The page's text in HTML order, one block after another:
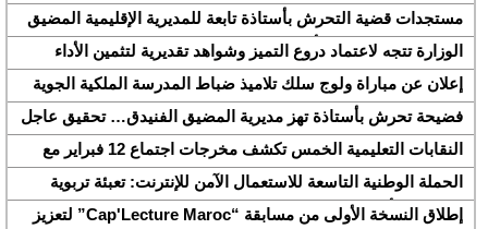
للمتصرفين والمتصرفات بقطاع التربية الوطنية SNASE وانتخاب
مكتبها الوطني
مستجدات قضية التحرش بأستاذة تابعة للمديرية الإقليمية المضيق
الفنيدق ولجنة تابعة للأكاديمية الجهوية للتربية والتكوين بجهة طنجة
تطوان الحسيمة، تحل بذات المديرية الإقليمية
الوزارة تتجه لاعتماد دروع التميز وشواهد تقديرية لتثمين الأداء
التربوي بمؤسسات الريادة
إعلان عن مباراة ولوج سلك تلاميذ ضباط المدرسة الملكية الجوية
لسنة 2026
فضيحة تحرش بأستاذة تهز مديرية المضيق الفنيدق… تحقيق عاجل
ولجنة تفتيش على الخط
النقابات التعليمية الخمس تكشف مخرجات اجتماع 12 فبراير مع
وزارة التربية والتعليم وتطالب بتسريع تنزيل الالتزامات
الحملة الوطنية التاسعة للاستعمال الآمن للإنترنت: تعبئة تربوية
لمواجهة الأخبار الزائفة في عصر الذكاء الاصطناعي
إطلاق النسخة الأولى من مسابقة “Cap'Lecture Maroc” لتعزيز